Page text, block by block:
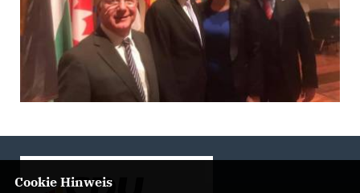
Cookie Hinweis